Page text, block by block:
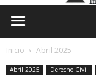
Inicio Abril 2025
Abril 2025 Derecho Civil